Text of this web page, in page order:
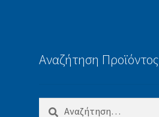
Αναζήτηση Προϊόντος
Αναζήτηση